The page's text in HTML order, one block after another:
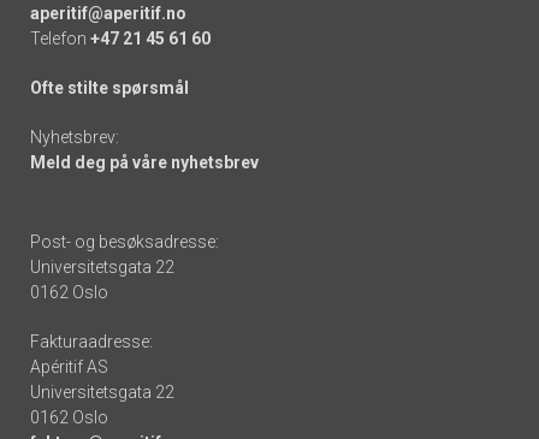
aperitif@aperitif.no
Telefon +47 21 45 61 60
Ofte stilte spørsmål
Nyhetsbrev:
Meld deg på våre nyhetsbrev
Post- og besøksadresse:
Universitetsgata 22
0162 Oslo
Fakturaadresse:
Apéritif AS
Universitetsgata 22
0162 Oslo